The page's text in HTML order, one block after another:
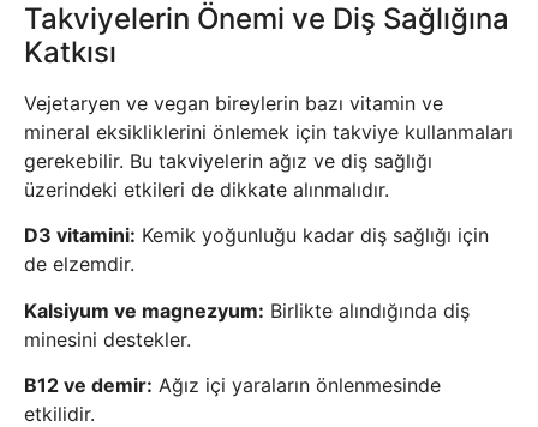
Takviyelerin Önemi ve Diş Sağlığına
Katkısı
Vejetaryen ve vegan bireylerin bazı vitamin ve
mineral eksikliklerini önlemek için takviye kullanmaları
gerekebilir. Bu takviyelerin ağız ve diş sağlığı
üzerindeki etkileri de dikkate alınmalıdır.
D3 vitamini: Kemik yoğunluğu kadar diş sağlığı için
de elzemdir.
Kalsiyum ve magnezyum: Birlikte alındığında diş
minesini destekler.
B12 ve demir: Ağız içi yaraların önlenmesinde
etkilidir.